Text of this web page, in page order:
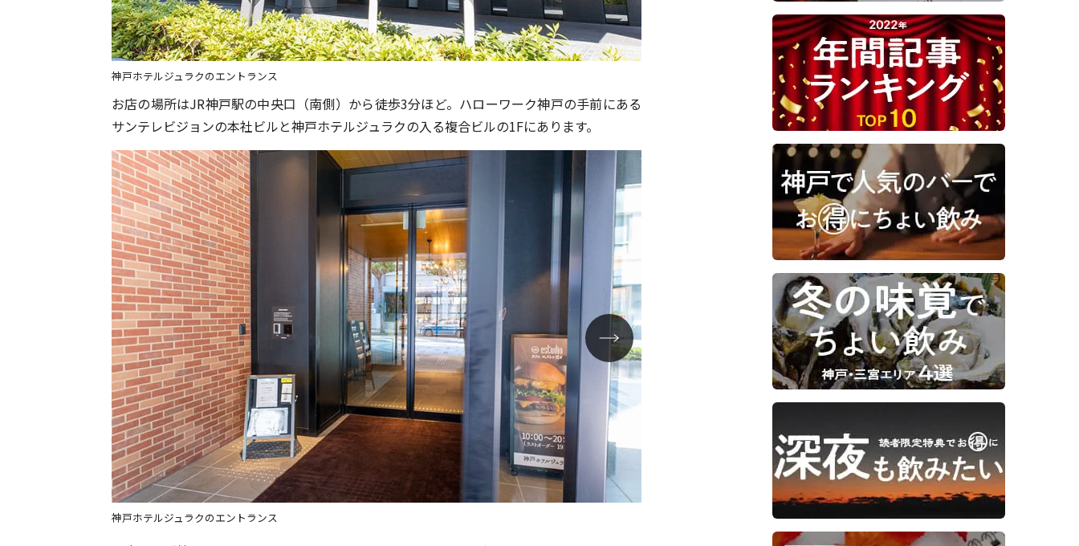
神戸ホテルジュラクのエントランス
お店の場所はJR神戸駅の中央口（南側）から徒歩3分ほど。ハローワーク神戸の手前にある
サンテレビジョンの本社ビルと神戸ホテルジュラクの入る複合ビルの1Fにあります。
神戸ホテルジュラクのエントランス 神戸ホテルジュラクのエントランス